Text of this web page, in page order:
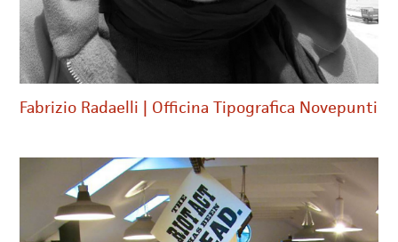
Fabrizio Radaelli | Officina Tipografica Novepunti